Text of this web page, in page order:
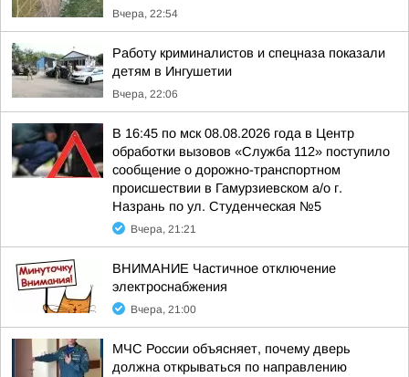
Вчера, 22:54
Работу криминалистов и спецназа показали
детям в Ингушетии
Вчера, 22:06
В 16:45 по мск 08.08.2026 года в Центр
обработки вызовов «Служба 112» поступило
сообщение о дорожно-транспортном
происшествии в Гамурзиевском а/о г.
Назрань по ул. Студенческая №5
Вчера, 21:21
ВНИМАНИЕ Частичное отключение
электроснабжения
Вчера, 21:00
МЧС России объясняет, почему дверь
должна открываться по направлению